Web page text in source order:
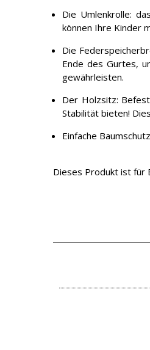
Die Umlenkrolle:
können Ihre Kinder
Die
Ende des Gurtes,
gewährleisten.
Der Holzsitz:
Stabilität bieten!
Einfache
Dieses Produkt ist für